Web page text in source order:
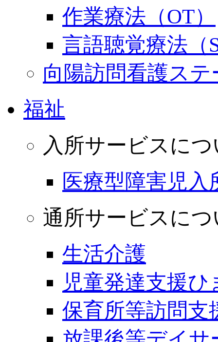
作業療法（OT）
言語聴覚療法（
向陽訪問看護ス
福祉
入所サービスに
医療型障害児入
通所サービスに
生活介護
児童発達支援ひ
保育所等訪問支